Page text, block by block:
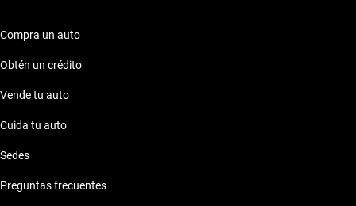
Compra un auto
Obtén un crédito
Vende tu auto
Cuida tu auto
Sedes
Preguntas frecuentes